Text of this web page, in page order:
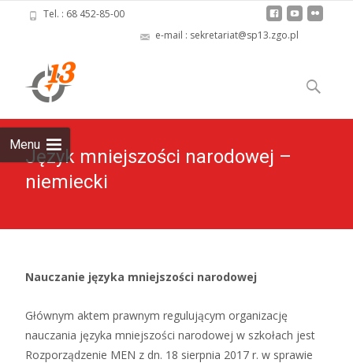
Tel. : 68 452-85-00
e-mail : sekretariat@sp13.zgo.pl
Menu
to
content
Szukaj:
Język mniejszości narodowej –
niemiecki
Nauczanie języka mniejszości narodowej
Głównym aktem prawnym regulującym organizację
nauczania języka mniejszości narodowej w szkołach jest
Rozporządzenie MEN z dn. 18 sierpnia 2017 r. w sprawie